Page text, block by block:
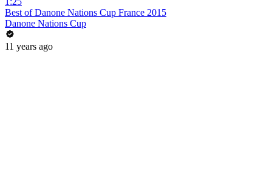
Best of Danone Nations Cup France 2015
Danone Nations Cup
11 years ago